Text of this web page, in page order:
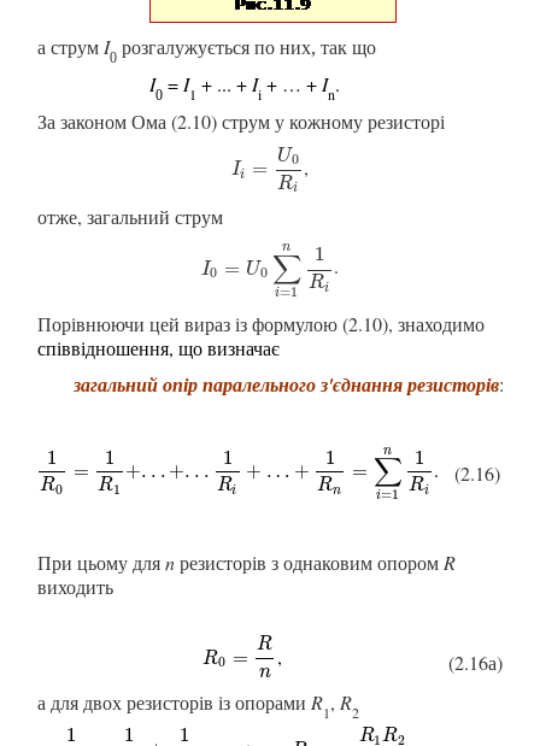
а струмI0
розгалужується по них, так що
I0 = I1 + ... + Ii + … + In.
За законом Ома (2.10) струм у кожному резисторі
Ii =
U0
Ri
Ii= U0 Ri
,
отже, загальний струм
I0 = U0 ∑
i=1
n 1
Ri
I0=U0∑i= 1n 1 Ri .
Порівнюючи цей вираз із формулою(2.10), знаходимо
співвідношення, що визначає
загальний опір паралельного з'єднання резисторів:
1
R0
=
1
R1
+. . . +. . .
1
Ri
+ … +
1
Rn
= ∑
i=1
n 1
Ri
1R0 =1 R1+...+ .. .1Ri + …+1 Rn =∑ =1 n1R . (2.16)
При цьому дляnрезисторів з однаковим опором R
виходить
R0 =
R
n
R0 =R n ,
(2.16а)
а для двох резисторів із опорами R1, R2
1 1 1 R1R2